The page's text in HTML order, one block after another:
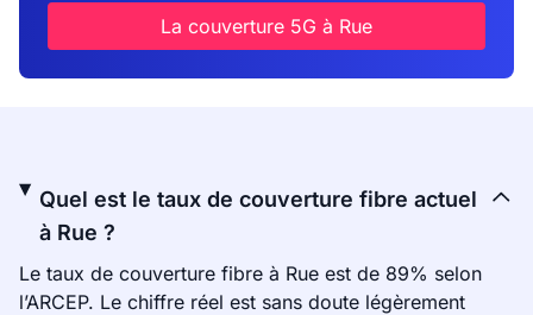
La couverture 5G à Rue
Quel est le taux de couverture fibre actuel
à Rue ?
Le taux de couverture fibre à Rue est de 89% selon
l’ARCEP. Le chiffre réel est sans doute légèrement